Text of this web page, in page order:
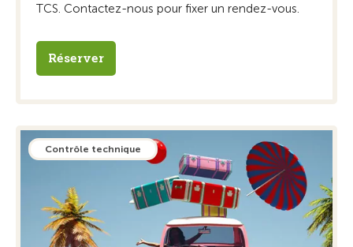
TCS. Contactez-nous pour fixer un rendez-vous.
Réserver
Contrôle technique